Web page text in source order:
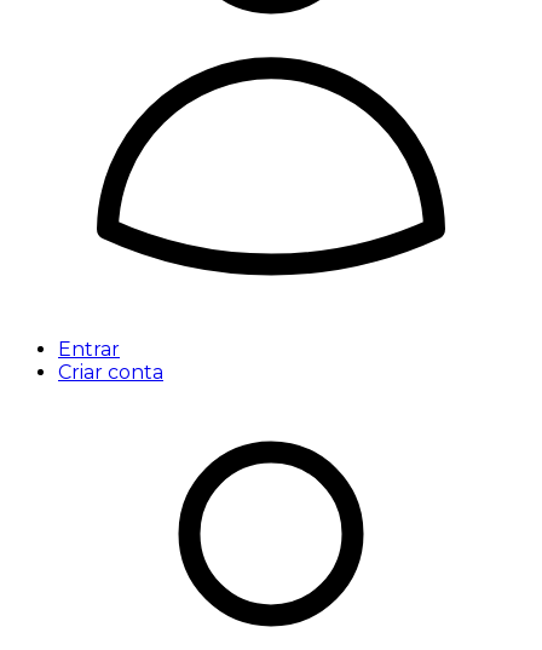
Entrar
Criar conta